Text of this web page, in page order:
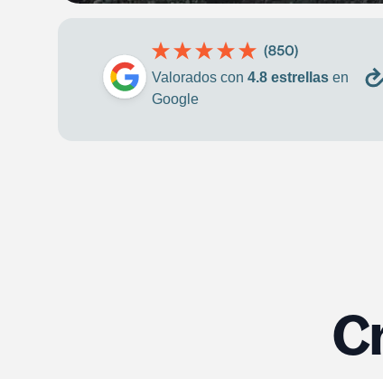
Valorados con 4.8 estrellasen
Google